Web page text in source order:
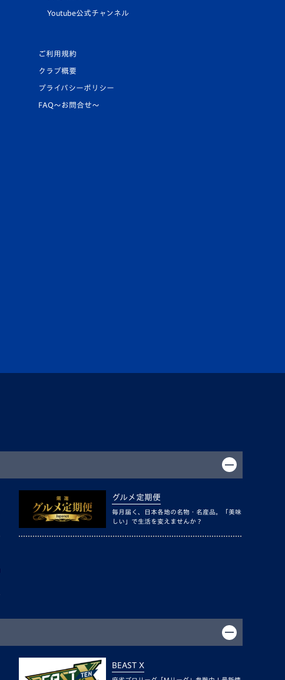
Youtube公式チャンネル
ご利用規約
クラブ概要
プライバシーポリシー
FAQ〜お問合せ〜
グルメ定期便
毎月届く、日本各地の名物・名産品。「美味
しい」で生活を変えませんか？
BEAST X